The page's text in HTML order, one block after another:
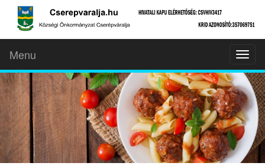
Menu